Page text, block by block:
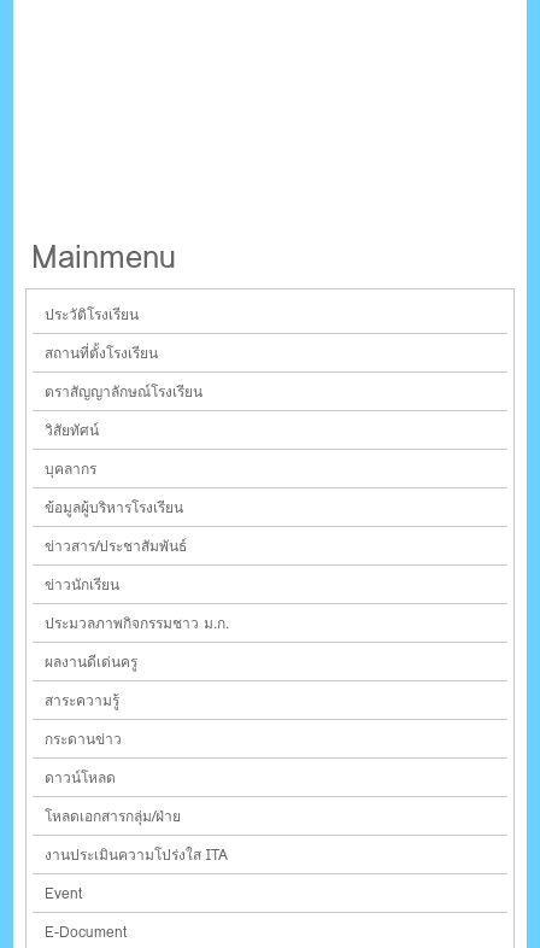
Mainmenu
ประวัติโรงเรียน
สถานที่ตั้งโรงเรียน
ตราสัญญาลักษณ์โรงเรียน
วิสัยทัศน์
บุคลากร
ข้อมูลผู้บริหารโรงเรียน
ข่าวสาร/ประชาสัมพันธ์
ข่าวนักเรียน
ประมวลภาพกิจกรรมชาว ม.ก.
ผลงานดีเด่นครู
สาระความรู้
กระดานข่าว
ดาวน์โหลด
โหลดเอกสารกลุ่ม/ฝ่าย
งานประเมินความโปร่งใส ITA
Event
E-Document